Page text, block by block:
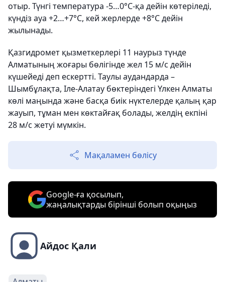
отыр. Түнгі температура -5…0°С-қа дейін көтеріледі,
күндіз ауа +2…+7°С, кей жерлерде +8°С дейін
жылынады.
Қазгидромет қызметкерлері 11 наурыз түнде
Алматының жоғары бөлігінде жел 15 м/с дейін
күшейеді деп ескертті. Таулы аудандарда –
Шымбұлақта, Іле-Алатау бөктеріндегі Үлкен Алматы
көлі маңында және басқа биік нүктелерде қалың қар
жауып, тұман мен көктайғақ болады, желдің екпіні
28 м/с жетуі мүмкін.
Мақаламен бөлісу
Google-ға қосылып,
жаңалықтарды бірінші болып оқыңыз
Айдос Қали